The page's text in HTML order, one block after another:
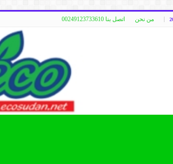
من نحن اتصل بنا 00249123733610